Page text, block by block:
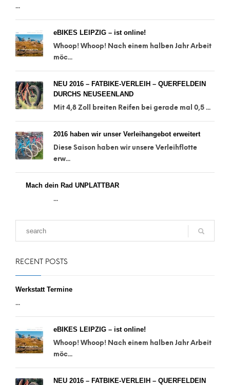
...
eBIKES LEIPZIG – ist online!
Whoop! Whoop! Nach einem halben Jahr Arbeit
möc...
NEU 2016 – FATBIKE-VERLEIH – QUERFELDEIN
DURCHS NEUSEENLAND
Mit 4,8 Zoll breiten Reifen bei gerade mal 0,5 ...
2016 haben wir unser Verleihangebot erweitert
Diese Saison haben wir unsere Verleihflotte
erw...
Mach dein Rad UNPLATTBAR
...
RECENT POSTS
Werkstatt Termine
...
eBIKES LEIPZIG – ist online!
Whoop! Whoop! Nach einem halben Jahr Arbeit
möc...
NEU 2016 – FATBIKE-VERLEIH – QUERFELDEIN